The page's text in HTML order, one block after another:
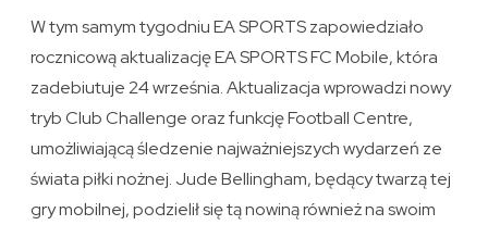
W tym samym tygodniu EA SPORTS zapowiedziało
rocznicową aktualizację EA SPORTS FC Mobile, która
zadebiutuje 24 września. Aktualizacja wprowadzi nowy
tryb Club Challenge oraz funkcję Football Centre,
umożliwiającą śledzenie najważniejszych wydarzeń ze
świata piłki nożnej. Jude Bellingham, będący twarzą tej
gry mobilnej, podzielił się tą nowiną również na swoim